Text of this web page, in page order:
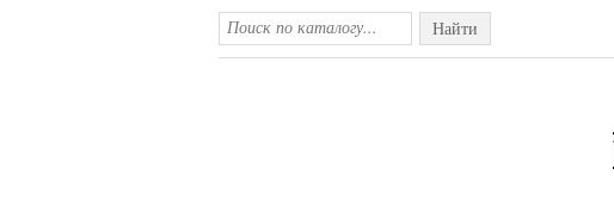
Найти